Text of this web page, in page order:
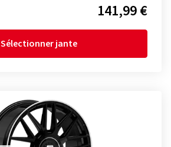
141,99 €
Sélectionner jante